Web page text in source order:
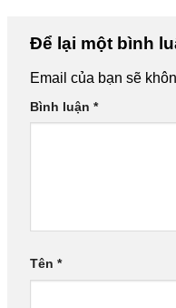
Để lại một bình
Email của bạn sẽ
Bình luận *
Tên *